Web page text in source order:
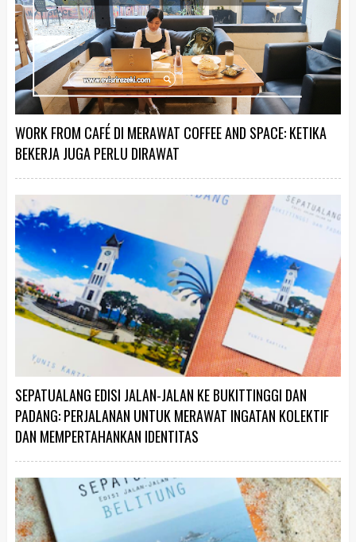
WORK FROM CAFÉ DI MERAWAT COFFEE AND SPACE: KETIKA
BEKERJA JUGA PERLU DIRAWAT
SEPATUALANG EDISI JALAN-JALAN KE BUKITTINGGI DAN
PADANG: PERJALANAN UNTUK MERAWAT INGATAN KOLEKTIF
DAN MEMPERTAHANKAN IDENTITAS